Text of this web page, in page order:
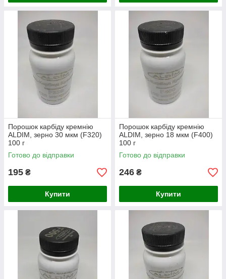
Порошок карбіду кремнію
ALDIM, зерно 30 мкм (F320)
100 г
Готово до відправки
195 ₴
Купити
Порошок карбіду кремнію
ALDIM, зерно 18 мкм (F400)
100 г
Готово до відправки
246 ₴
Купити